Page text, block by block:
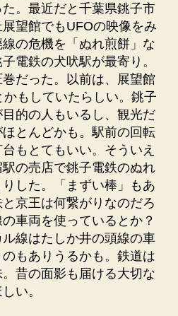
。最近だと千葉県銚子市
望館でもUFOの映像をみ
の危機を「ぬれ煎餅」な
電鉄の犬吠駅が最寄り。
だった。以前は、展望館
もしていたらしい。銚子
的の人もいるし、観光だ
とんどかも。駅前の回転
もとてもいい。そういえ
の売店で銚子電鉄のぬれ
した。「まずい棒」もあ
京王は何繋がりなのだろ
車両を使っているとか？
線はたしか井の頭線の車
もありうるかも。鉄道は
昔の面影も届ける大切な
い。